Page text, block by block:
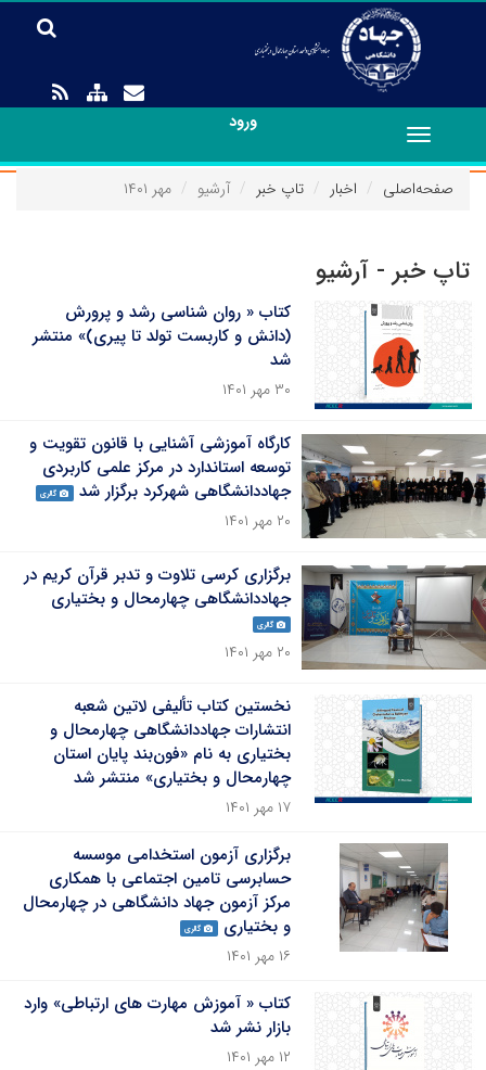
ورود
Toggle
navigation
صفحه‌اصلی
اخبار تاپ خبر آرشیو مهر ۱۴۰۱
تاپ خبر - آرشیو
کتاب « روان شناسی رشد و پرورش
(دانش و کاربست تولد تا پیری)» منتشر
شد
۳۰ مهر ۱۴۰۱
کارگاه آموزشی آشنایی با قانون تقویت و
توسعه استاندارد در مرکز علمی کاربردی
جهاددانشگاهی شهرکرد برگزار شد
گالری
۲۰ مهر ۱۴۰۱
برگزاری کرسی تلاوت و تدبر قرآن کریم در
جهاددانشگاهی چهارمحال و بختیاری
گالری
۲۰ مهر ۱۴۰۱
نخستین کتاب تألیفی لاتین شعبه
انتشارات جهاددانشگاهی چهارمحال و
بختیاری به نام «فون‌بند پایان استان
چهارمحال و بختیاری» منتشر شد
۱۷ مهر ۱۴۰۱
برگزاری آزمون استخدامی موسسه
حسابرسی تامین اجتماعی با همکاری
مرکز آزمون جهاد دانشگاهی در چهارمحال
و بختیاری
گالری
۱۶ مهر ۱۴۰۱
کتاب « آموزش مهارت های ارتباطی» وارد
بازار نشر شد
۱۲ مهر ۱۴۰۱